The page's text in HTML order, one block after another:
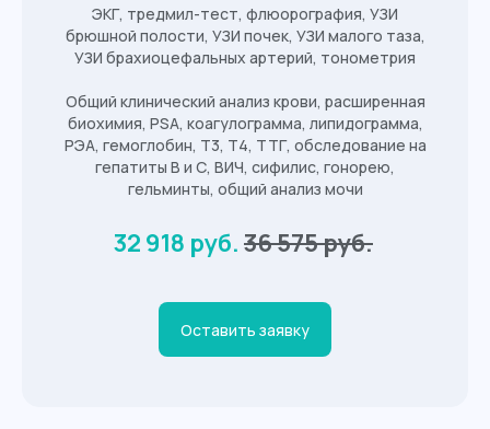
ЭКГ, тредмил-тест, флюорография, УЗИ
брюшной полости, УЗИ почек, УЗИ малого таза,
УЗИ брахиоцефальных артерий, тонометрия
Общий клинический анализ крови, расширенная
биохимия, PSA, коагулограмма, липидограмма,
РЭА, гемоглобин, Т3, Т4, ТТГ, обследование на
гепатиты В и С, ВИЧ, сифилис, гонорею,
гельминты, общий анализ мочи
32 918 руб. 36 575 руб.
Оставить заявку